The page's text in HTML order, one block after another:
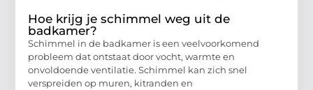
Hoe krijg je schimmel weg uit de
badkamer?
Schimmel in de badkamer is een veelvoorkomend
probleem dat ontstaat door vocht, warmte en
onvoldoende ventilatie. Schimmel kan zich snel
verspreiden op muren, kitranden en